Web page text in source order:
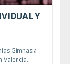
Y
Gimnasia
Valencia.